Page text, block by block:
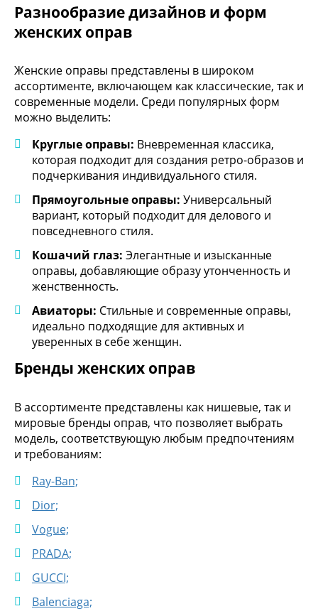
Разнообразие дизайнов и форм
женских оправ
Женские оправы представлены в широком
ассортименте, включающем как классические, так и
современные модели. Среди популярных форм
можно выделить:
Круглые оправы: Вневременная классика,
которая подходит для создания ретро-образов и
подчеркивания индивидуального стиля.
Прямоугольные оправы: Универсальный
вариант, который подходит для делового и
повседневного стиля.
Кошачий глаз: Элегантные и изысканные
оправы, добавляющие образу утонченность и
женственность.
Авиаторы: Стильные и современные оправы,
идеально подходящие для активных и
уверенных в себе женщин.
Бренды женских оправ
В ассортименте представлены как нишевые, так и
мировые бренды оправ, что позволяет выбрать
модель, соответствующую любым предпочтениям
и требованиям:
Ray-Ban;
Dior;
Vogue;
PRADA;
GUCCI;
Balenciaga;